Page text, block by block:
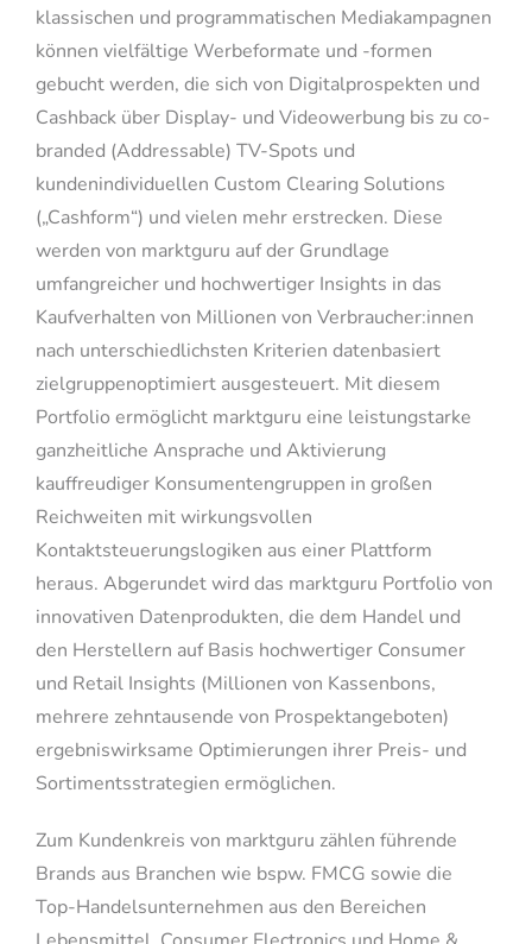
klassischen und programmatischen Mediakampagnen
können vielfältige Werbeformate und -formen
gebucht werden, die sich von Digitalprospekten und
Cashback über Display- und Videowerbung bis zu co-
branded (Addressable) TV-Spots und
kundenindividuellen Custom Clearing Solutions
(„Cashform“) und vielen mehr erstrecken. Diese
werden von marktguru auf der Grundlage
umfangreicher und hochwertiger Insights in das
Kaufverhalten von Millionen von Verbraucher:innen
nach unterschiedlichsten Kriterien datenbasiert
zielgruppenoptimiert ausgesteuert. Mit diesem
Portfolio ermöglicht marktguru eine leistungstarke
ganzheitliche Ansprache und Aktivierung
kauffreudiger Konsumentengruppen in großen
Reichweiten mit wirkungsvollen
Kontaktsteuerungslogiken aus einer Plattform
heraus. Abgerundet wird das marktguru Portfolio von
innovativen Datenprodukten, die dem Handel und
den Herstellern auf Basis hochwertiger Consumer
und Retail Insights (Millionen von Kassenbons,
mehrere zehntausende von Prospektangeboten)
ergebniswirksame Optimierungen ihrer Preis- und
Sortimentsstrategien ermöglichen.
Zum Kundenkreis von marktguru zählen führende
Brands aus Branchen wie bspw. FMCG sowie die
Top-Handelsunternehmen aus den Bereichen